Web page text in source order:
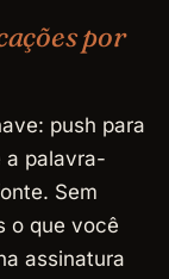
por
push para
a palavra-
Sem
o que você
assinatura